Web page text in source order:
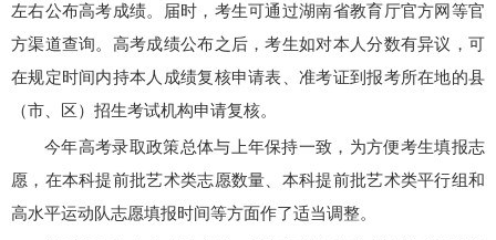
左右公布高考成绩。届时，考生可通过湖南省教育厅官方网等官
方渠道查询。高考成绩公布之后，考生如对本人分数有异议，可
在规定时间内持本人成绩复核申请表、准考证到报考所在地的县
（市、区）招生考试机构申请复核。
今年高考录取政策总体与上年保持一致，为方便考生填报志
愿，在本科提前批艺术类志愿数量、本科提前批艺术类平行组和
高水平运动队志愿填报时间等方面作了适当调整。